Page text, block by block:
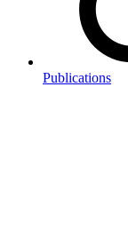
Publications